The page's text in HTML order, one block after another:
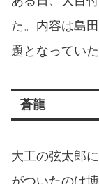
た。内容は島
題となってい
蒼龍
大工の弦太郎
がついたのは